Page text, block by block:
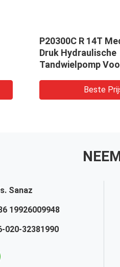
P20300C R 14T
Druk Hydraulische
Tandwielpomp
Lader, Boor, Kraan
Beste
Sanaz
19926009948
020-32381990